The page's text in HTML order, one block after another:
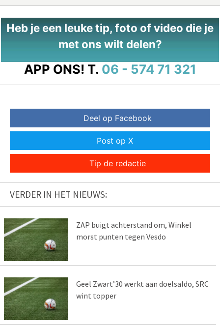
Heb je een leuke tip, foto of video die je
met ons wilt delen?
APP ONS! T. 06 - 574 71 321
Deel op Facebook
Post op X
Tip de redactie
VERDER IN HET NIEUWS:
ZAP buigt achterstand om, Winkel
morst punten tegen Vesdo
Geel Zwart’30 werkt aan doelsaldo, SRC
wint topper